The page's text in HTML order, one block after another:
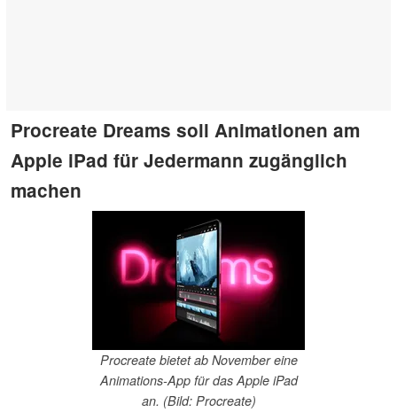
Procreate Dreams soll Animationen am
Apple iPad für Jedermann zugänglich
machen
Procreate bietet ab November eine
Animations-App für das Apple iPad
an. (Bild: Procreate)